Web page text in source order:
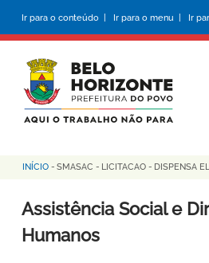
conteúdo
principal
Ir para o conteúdo | Ir para o menu | Ir
Trilha
de
navegação
INÍCIO - SMASAC - LICITACAO - DISPENSA
Assistência Social e
Humanos